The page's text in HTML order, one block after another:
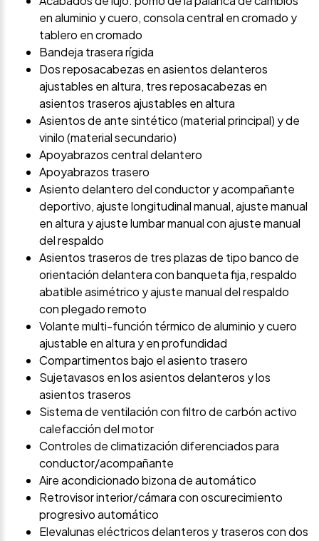
en aluminio y cuero, consola central en cromado y
tablero en cromado
Bandeja trasera rígida
Dos reposacabezas en asientos delanteros
ajustables en altura, tres reposacabezas en
asientos traseros ajustables en altura
Asientos de ante sintético (material principal) y de
vinilo (material secundario)
Apoyabrazos central delantero
Apoyabrazos trasero
Asiento delantero del conductor y acompañante
deportivo, ajuste longitudinal manual, ajuste manual
en altura y ajuste lumbar manual con ajuste manual
del respaldo
Asientos traseros de tres plazas de tipo banco de
orientación delantera con banqueta fija, respaldo
abatible asimétrico y ajuste manual del respaldo
con plegado remoto
Volante multi-función térmico de aluminio y cuero
ajustable en altura y en profundidad
Compartimentos bajo el asiento trasero
Sujetavasos en los asientos delanteros y los
asientos traseros
Sistema de ventilación con filtro de carbón activo
calefacción del motor
Controles de climatización diferenciados para
conductor/acompañante
Aire acondicionado bizona de automático
Retrovisor interior/cámara con oscurecimiento
progresivo automático
Elevalunas eléctricos delanteros y traseros con dos